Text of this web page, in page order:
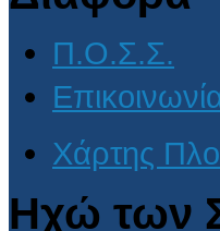
Π.Ο.Σ.Σ.
Χάρτης
Ηχώ των